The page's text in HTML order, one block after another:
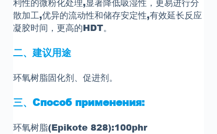
散加工,优异的流动性和储存安定性,有效延长反应
凝胶时间 ， 更高的HDT。
二、 建议用途
环氧树脂固化剂、 促进剂。
三、Способ применения:
环氧树脂(Epikote828):100phr